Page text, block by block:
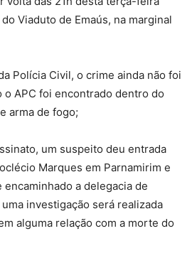
Viaduto de Emaús, na marginal
Polícia Civil, o crime ainda não foi
APC foi encontrado dentro do
arma de fogo;
um suspeito deu entrada
Marques em Parnamirim e
a delegacia de
investigação será realizada
alguma relação com a morte do